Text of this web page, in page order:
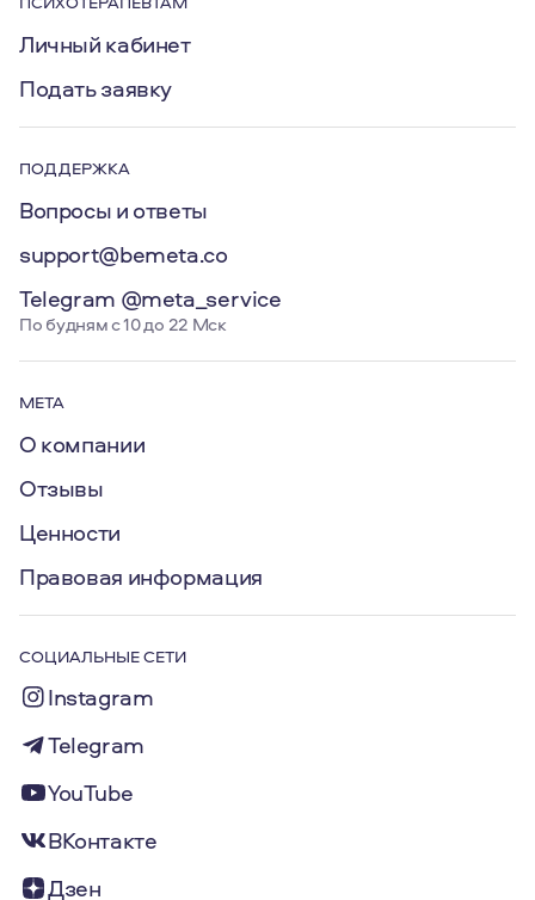
Личный кабинет
Подать заявку
ПОДДЕРЖКА
Вопросы и ответы
support@bemeta.co
Telegram @meta_service
По будням с 10 до 22 Мск
МЕТА
О компании
Отзывы
Ценности
Правовая информация
СОЦИАЛЬНЫЕ СЕТИ
Instagram
Telegram
YouTube
ВКонтакте
Дзен